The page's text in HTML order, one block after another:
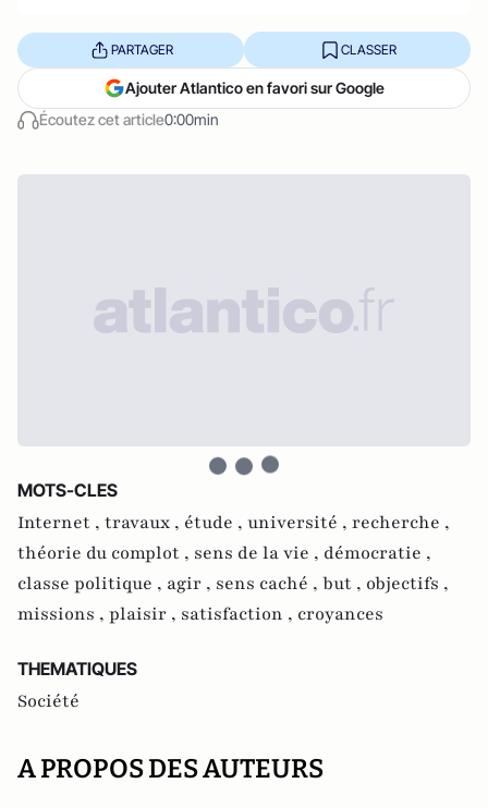
Écoutez cet article0:00min
PARTAGER CLASSER
Ajouter Atlantico en favori sur Google
MOTS-CLES
Internet , travaux , étude , université , recherche ,
théorie du complot , sens de la vie , démocratie ,
classe politique , agir , sens caché , but , objectifs ,
missions , plaisir , satisfaction , croyances
THEMATIQUES
Société
A PROPOS DES AUTEURS